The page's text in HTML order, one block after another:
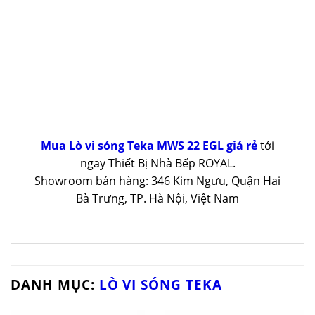
Mua Lò vi sóng Teka MWS 22 EGL giá rẻtới
ngay Thiết Bị Nhà Bếp ROYAL.
Showroom bán hàng: 346 Kim Ngưu, Quận Hai
Bà Trưng, TP. Hà Nội, Việt Nam
DANH MỤC: LÒ VI SÓNG TEKA